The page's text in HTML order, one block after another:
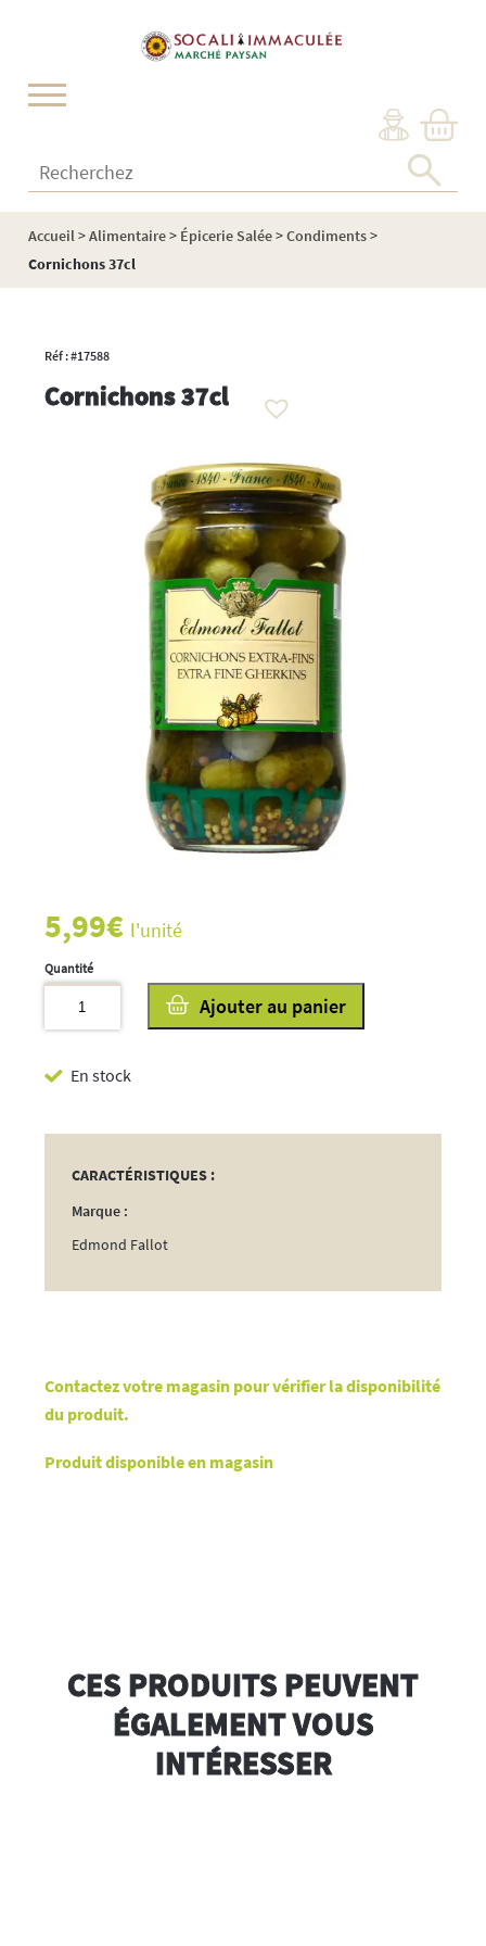
Recherchez :
Accueil>Alimentaire> Épicerie Salée>Condiments>
Cornichons 37cl
Contactez votre magasin pour vérifier la disponibilité
du produit.
Produit disponible en magasin
Réf : #17588
Cornichons 37cl
5,99€ l'unité
En stock
37cl
Ajouter au panier
CARACTÉRISTIQUES :
Marque :
Edmond Fallot
CES PRODUITS PEUVENT
ÉGALEMENT VOUS
INTÉRESSER